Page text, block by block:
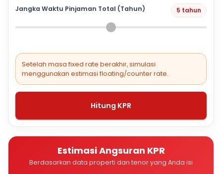
Jangka Waktu Pinjaman Total (Tahun) 5 tahun
Setelah masa fixed rate berakhir, simulasi
menggunakan estimasi floating/counter rate.
Hitung KPR
Estimasi Angsuran KPR
Berdasarkan data properti dan tenor yang Anda isi